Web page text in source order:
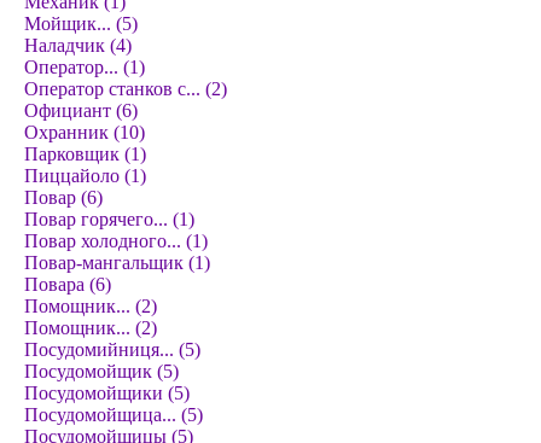
Мойщик... (5)
Наладчик (4)
Оператор... (1)
Оператор станков с... (2)
Официант (6)
Охранник (10)
Парковщик (1)
Пиццайоло (1)
Повар (6)
Повар горячего... (1)
Повар холодного... (1)
Повар-мангальщик (1)
Повара (6)
Помощник... (2)
Помощник... (2)
Посудомийниця... (5)
Посудомойщик (5)
Посудомойщики (5)
Посудомойщица... (5)
Посудомойщицы (5)